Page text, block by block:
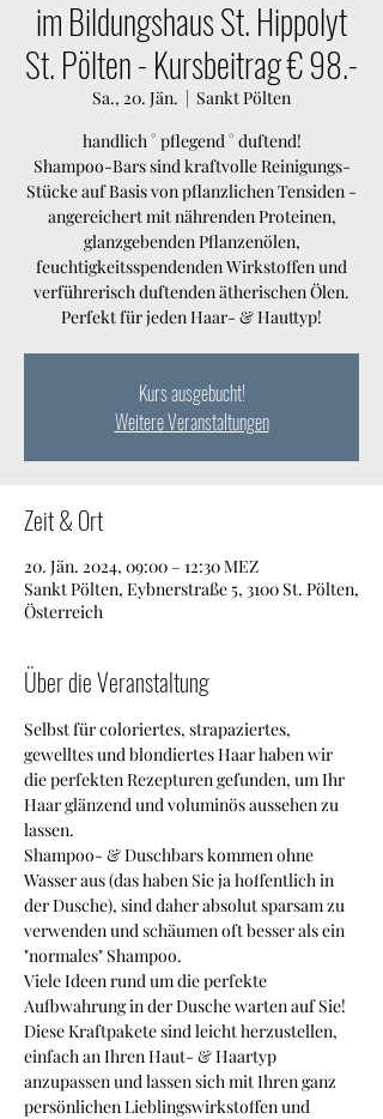
im Bildungshaus St. Hippolyt
St. Pölten - Kursbeitrag € 98.-
Sa., 20. Jän.
  |
Sankt Pölten
handlich ° pflegend ° duftend!
Shampoo-Bars sind kraftvolle Reinigungs-
Stücke auf Basis von pflanzlichen Tensiden -
angereichert mit nährenden Proteinen,
glanzgebenden Pflanzenölen,
feuchtigkeitsspendenden Wirkstoffen und
verführerisch duftenden ätherischen Ölen.
Perfekt für jeden Haar- & Hauttyp!
Kurs ausgebucht!
Weitere Veranstaltungen
Zeit & Ort
20. Jän. 2024, 09:00 – 12:30 MEZ
Sankt Pölten, Eybnerstraße 5, 3100 St. Pölten,
Österreich
Über die Veranstaltung
Selbst für coloriertes, strapaziertes,
gewelltes und blondiertes Haar haben wir
die perfekten Rezepturen gefunden, um Ihr
Haar glänzend und voluminös aussehen zu
lassen.
Shampoo- & Duschbars kommen ohne
Wasser aus (das haben Sie ja hoffentlich in
der Dusche), sind daher absolut sparsam zu
verwenden und schäumen oft besser als ein
"normales" Shampoo.
Viele Ideen rund um die perfekte
Aufbwahrung in der Dusche warten auf Sie!
Diese Kraftpakete sind leicht herzustellen,
einfach an Ihren Haut- & Haartyp
anzupassen und lassen sich mit Ihren ganz
persönlichen Lieblingswirkstoffen und